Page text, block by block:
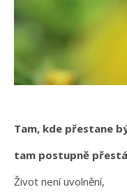
Tam, kde přestane
tam postupně
Život není uvolnění,